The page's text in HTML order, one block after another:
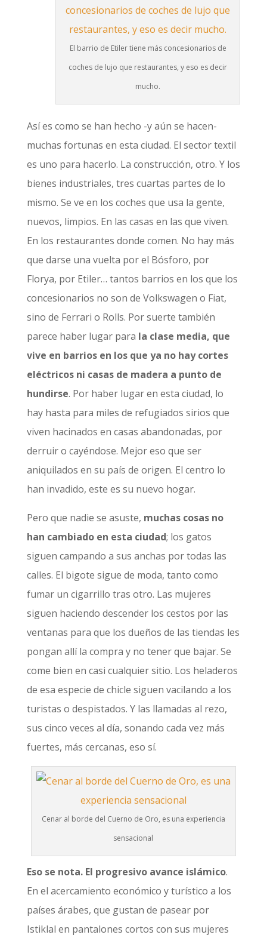
El barrio de Etiler tiene más concesionarios de
coches de lujo que restaurantes, y eso es decir
mucho.
Así es como se han hecho -y aún se hacen-
muchas fortunas en esta ciudad. El sector textil
es uno para hacerlo. La construcción, otro. Y los
bienes industriales, tres cuartas partes de lo
mismo. Se ve en los coches que usa la gente,
nuevos, limpios. En las casas en las que viven.
En los restaurantes donde comen. No hay más
que darse una vuelta por el Bósforo, por
Florya, por Etiler… tantos barrios en los que los
concesionarios no son de Volkswagen o Fiat,
sino de Ferrari o Rolls. Por suerte también
parece haber lugar para la clase media, que
vive en barrios en los que ya no hay cortes
eléctricos ni casas de madera a punto de
hundirse. Por haber lugar en esta ciudad, lo
hay hasta para miles de refugiados sirios que
viven hacinados en casas abandonadas, por
derruir o cayéndose. Mejor eso que ser
aniquilados en su país de origen. El centro lo
han invadido, este es su nuevo hogar.
Pero que nadie se asuste, muchas cosas no
han cambiado en esta ciudad; los gatos
siguen campando a sus anchas por todas las
calles. El bigote sigue de moda, tanto como
fumar un cigarrillo tras otro. Las mujeres
siguen haciendo descender los cestos por las
ventanas para que los dueños de las tiendas les
pongan allí la compra y no tener que bajar. Se
come bien en casi cualquier sitio. Los heladeros
de esa especie de chicle siguen vacilando a los
turistas o despistados. Y las llamadas al rezo,
sus cinco veces al día, sonando cada vez más
fuertes, más cercanas, eso sí.
Cenar al borde del Cuerno de Oro, es una experiencia
sensacional
Eso se nota. El progresivo avance islámico.
En el acercamiento económico y turístico a los
países árabes, que gustan de pasear por
Istiklal en pantalones cortos con sus mujeres